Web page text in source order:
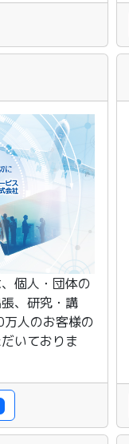
個人・団体の
、研究・講
人のお客様の
いておりま